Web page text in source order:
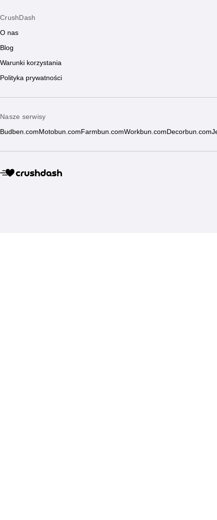
CrushDash
O nas
Blog
Warunki korzystania
Polityka prywatności
Nasze serwisy
Budben.com Motobun.com Farmbun.comWorkbun.com Decorbun.com